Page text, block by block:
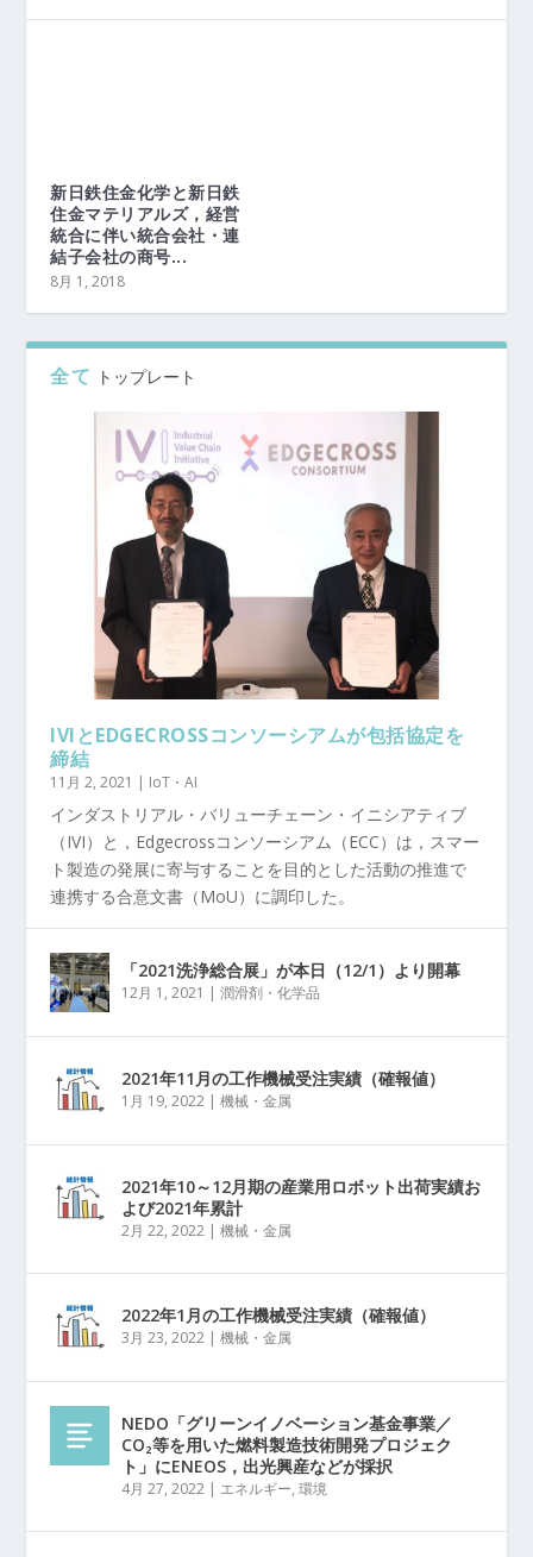
新日鉄住金化学と新日鉄
住金マテリアルズ，経営
統合に伴い統合会社・連
結子会社の商号...
8月 1, 2018
全て トップレート
IVIとEDGECROSSコンソーシアムが包括協定を
締結
11月 2, 2021 | IoT・AI
インダストリアル・バリューチェーン・イニシアティブ
（IVI）と，Edgecrossコンソーシアム（ECC）は，スマー
ト製造の発展に寄与することを目的とした活動の推進で
連携する合意文書（MoU）に調印した。
「2021洗浄総合展」が本日（12/1）より開幕
12月 1, 2021 |潤滑剤・化学品
2021年11月の工作機械受注実績（確報値）
1月 19, 2022 |機械・金属
2021年10～12月期の産業用ロボット出荷実績お
よび2021年累計
2月 22, 2022 |機械・金属
2022年1月の工作機械受注実績（確報値）
3月 23, 2022 |機械・金属
NEDO「グリーンイノベーション基金事業／
CO₂等を用いた燃料製造技術開発プロジェク
ト」にENEOS，出光興産などが採択
4月 27, 2022 | エネルギー,環境